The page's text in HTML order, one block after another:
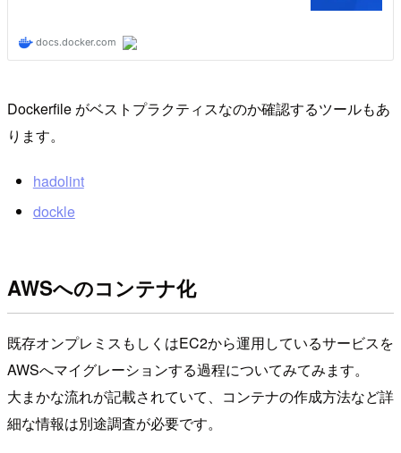
Dockerfile がベストプラクティスなのか確認するツールもあ
ります。
hadolint
dockle
AWSへのコンテナ化
既存オンプレミスもしくはEC2から運用しているサービスを
AWSへマイグレーションする過程についてみてみます。
大まかな流れが記載されていて、コンテナの作成方法など詳
細な情報は別途調査が必要です。